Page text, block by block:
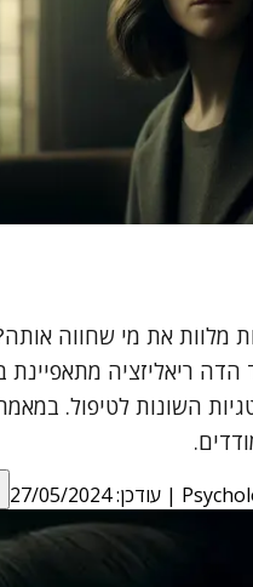
מלוות את מי שחווה
ריאליזציה
השונות לטיפול.
| עודכן:27/05/2024